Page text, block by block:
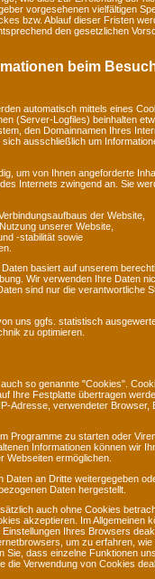
vorgesehenen vielfältigen
bzw. Ablauf dieser Fristen
den gesetzlichen
beim
automatisch mittels eines
(Server-Logfiles) beinhalten
den Domainnamen Ihres
ausschließlich um
um von Ihnen angeforderte
Internets zwingend an. Sie
der Website,
unserer Website,
-stabilität sowie
basiert auf unserem
Wir verwenden Ihre Daten
sind nur die verantwortliche
uns ggfs. statistisch
zu optimieren.
so genannte "Cookies".
Ihre Festplatte übertragen
Adresse, verwendeter Browser,
Programme zu starten oder
Informationen können wir
Webseiten ermöglichen.
an Dritte weitergegeben
Daten hergestellt.
auch ohne Cookies
akzeptieren. Im Allgemeinen
Ihres Browsers
um zu erfahren, wie
Sie, dass einzelne Funktionen
die Verwendung von Cookies